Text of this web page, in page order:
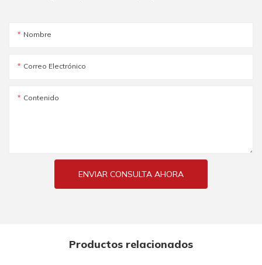
Nombre
Correo Electrónico
Contenido
ENVIAR CONSULTA AHORA
Productos relacionados